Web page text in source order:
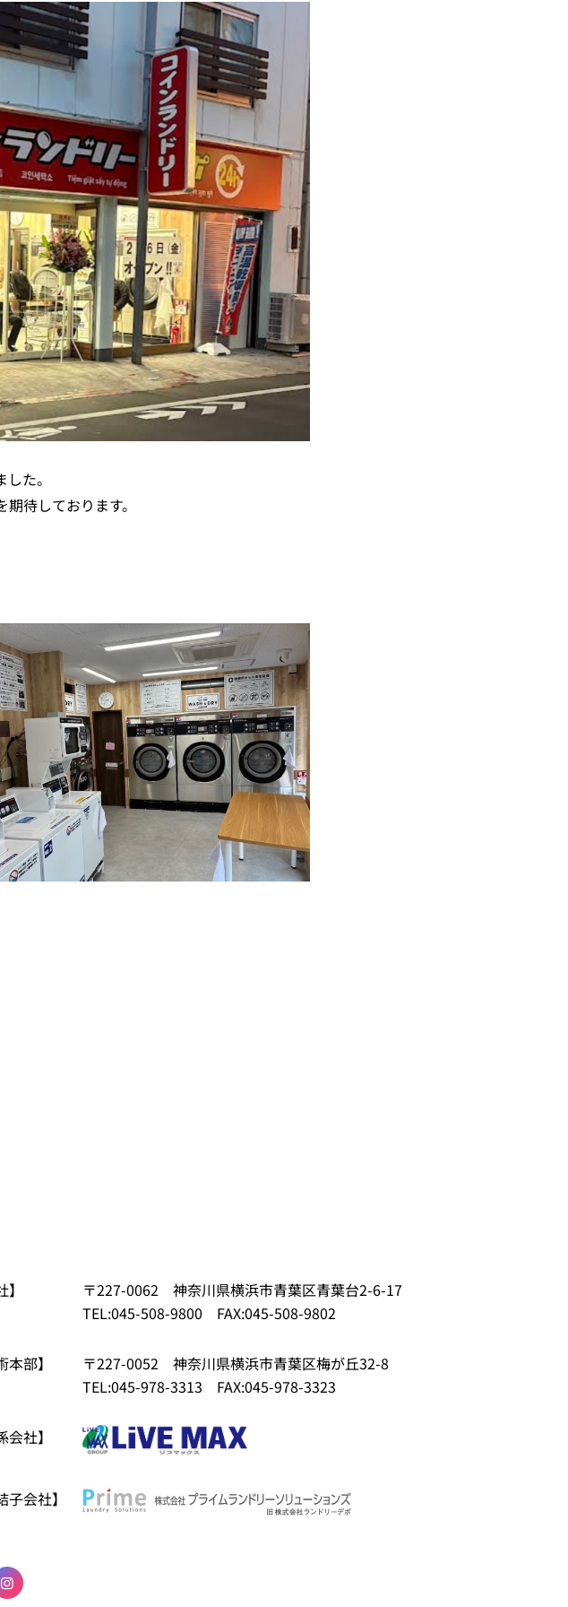
た。
待しております。
】
〒227-0062 神奈川県横浜市青葉区青葉台2-6-17
TEL:045-508-9800
FAX:045-508-9802
本部】
〒227-0052 神奈川県横浜市青葉区梅が丘32-8
TEL:045-978-3313
FAX:045-978-3323
会社】
子会社】